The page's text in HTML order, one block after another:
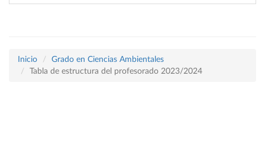
Inicio
Grado en Ciencias Ambientales
Tabla de estructura del profesorado 2023/2024